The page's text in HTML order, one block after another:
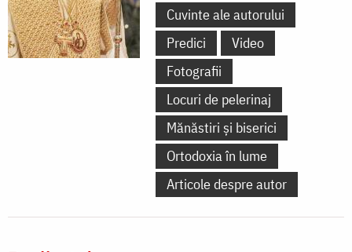
Cuvinte ale autorului
Predici
Video
Fotografii
Locuri de pelerinaj
Mănăstiri și biserici
Ortodoxia în lume
Articole despre autor